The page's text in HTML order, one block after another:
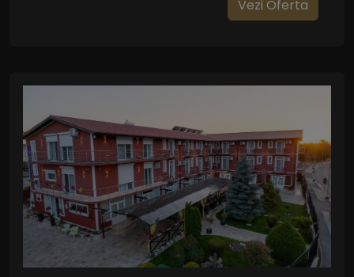
Vezi Oferta